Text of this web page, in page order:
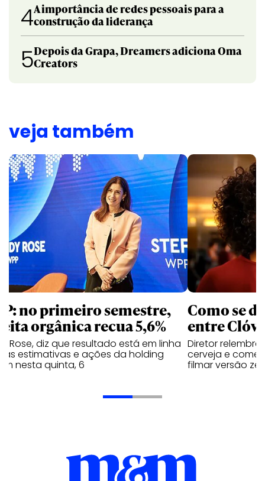
4A importância de redes pessoais para a
construção da liderança
5Depois da Grapa, Dreamers adiciona Oma
Creators
veja também
no primeiro semestre,
orgânica recua 5,6%
Rose, diz que resultado está em linha
as estimativas e ações da holding
nesta quinta, 6
Como se
entre
Diretor
cerveja e
filmar versão